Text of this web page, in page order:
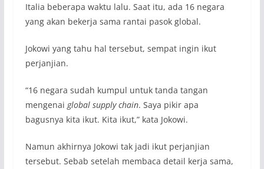
Italia beberapa waktu lalu. Saat itu, ada 16 negara
yang akan bekerja sama rantai pasok global.
Jokowi yang tahu hal tersebut, sempat ingin ikut
perjanjian.
“16 negara sudah kumpul untuk tanda tangan
mengenai global supply chain. Saya pikir apa
bagusnya kita ikut. Kita ikut,” kata Jokowi.
Namun akhirnya Jokowi tak jadi ikut perjanjian
tersebut. Sebab setelah membaca detail kerja sama,